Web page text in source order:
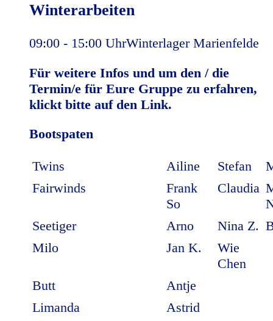
Winterarbeiten
09:00 - 15:00 UhrWinterlager Marienfelde
Für weitere Infos und um den / die
Termin/e für Eure Gruppe zu erfahren,
klickt bitte auf den Link.
Bootspaten
Twins Ailine Stefan
Fairwinds
Frank
So
Claudia
Seetiger
Arno Nina Z.
Milo
Jan K.
Wie
Chen
Butt
Antje
Limanda
Astrid